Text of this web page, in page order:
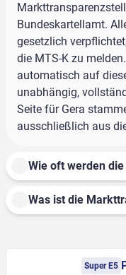
Bundeskartellamt.
gesetzlich
die MTS-K zu
automatisch auf
unabhängig,
Seite für Gera
ausschließlich aus
Wie oft werden
Was ist die
Super E5